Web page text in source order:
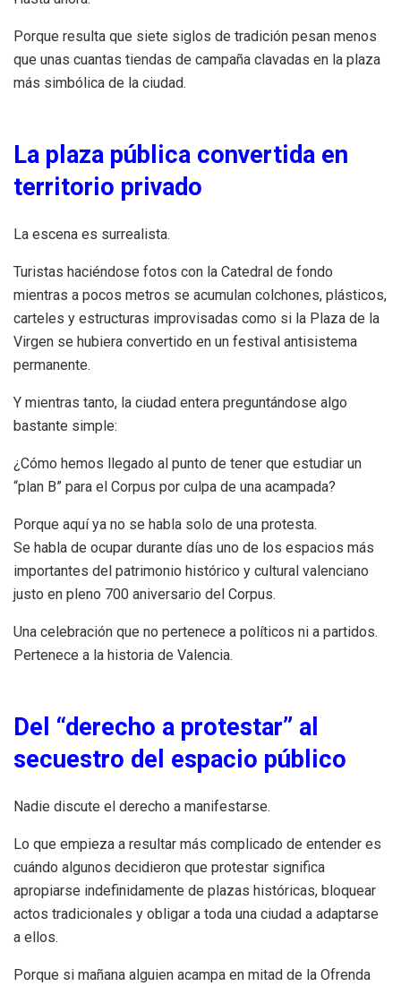
Porque resulta que siete siglos de tradición pesan menos
que unas cuantas tiendas de campaña clavadas en la plaza
más simbólica de la ciudad.
La plaza pública convertida en
territorio privado
La escena es surrealista.
Turistas haciéndose fotos con la Catedral de fondo
mientras a pocos metros se acumulan colchones, plásticos,
carteles y estructuras improvisadas como si la Plaza de la
Virgen se hubiera convertido en un festival antisistema
permanente.
Y mientras tanto, la ciudad entera preguntándose algo
bastante simple:
¿Cómo hemos llegado al punto de tener que estudiar un
“plan B” para el Corpus por culpa de una acampada?
Porque aquí ya no se habla solo de una protesta.
Se habla de ocupar durante días uno de los espacios más
importantes del patrimonio histórico y cultural valenciano
justo en pleno 700 aniversario del Corpus.
Una celebración que no pertenece a políticos ni a partidos.
Pertenece a la historia de Valencia.
Del “derecho a protestar” al
secuestro del espacio público
Nadie discute el derecho a manifestarse.
Lo que empieza a resultar más complicado de entender es
cuándo algunos decidieron que protestar significa
apropiarse indefinidamente de plazas históricas, bloquear
actos tradicionales y obligar a toda una ciudad a adaptarse
a ellos.
Porque si mañana alguien acampa en mitad de la Ofrenda